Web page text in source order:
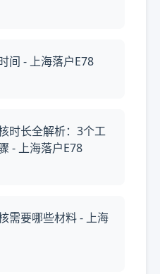
间 - 上海落户E78
时长全解析：3个工
- 上海落户E78
需要哪些材料 - 上海